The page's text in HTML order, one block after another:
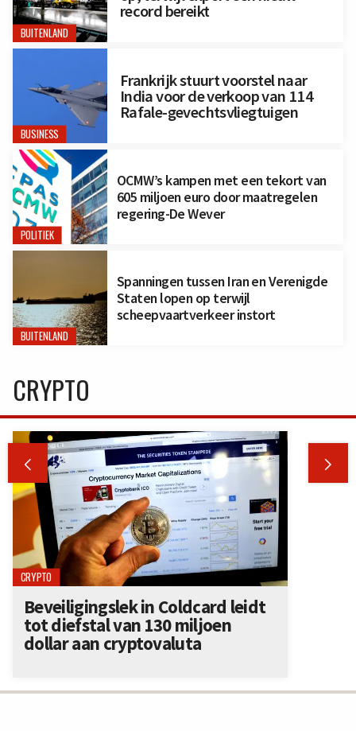
BUITENLAND
record bereikt
BUSINESS
Frankrijk stuurt voorstel naar
India voor de verkoop van 114
Rafale-gevechtsvliegtuigen
POLITIEK
OCMW’s kampen met een tekort van
605 miljoen euro door maatregelen
regering-De Wever
BUITENLAND
Spanningen tussen Iran en Verenigde
Staten lopen op terwijl
scheepvaartverkeer instort
CRYPTO
 
CRYPTO
Beveiligingslek in Coldcard leidt
tot diefstal van 130 miljoen
dollar aan cryptovaluta